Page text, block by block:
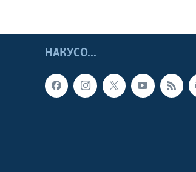
НАКУСО...